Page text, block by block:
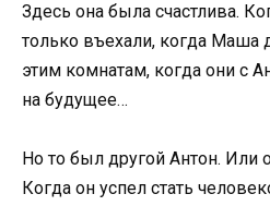
Здесь она была счастлива.
только въехали, когда Маша
этим комнатам, когда они с
на будущее…
Но то был другой Антон. Или
Когда он успел стать